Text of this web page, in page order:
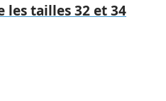
tailles 32 et 34